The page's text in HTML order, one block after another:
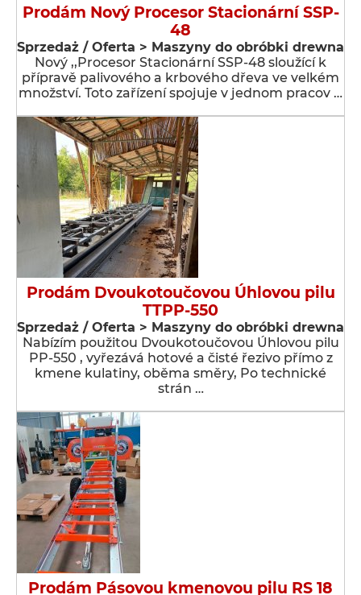
Prodám Nový Procesor Stacionární SSP-
48
Sprzedaż / Oferta > Maszyny do obróbki drewna
Nový ,,Procesor Stacionární SSP-48 sloužící k
přípravě palivového a krbového dřeva ve velkém
množství. Toto zařízení spojuje v jednom pracov …
Prodám Dvoukotoučovou Úhlovou pilu
TTPP-550
Sprzedaż / Oferta > Maszyny do obróbki drewna
Nabízím použitou Dvoukotoučovou Úhlovou pilu
PP-550 , vyřezává hotové a čisté řezivo přímo z
kmene kulatiny, oběma směry, Po technické
strán …
Prodám Pásovou kmenovou pilu RS 18